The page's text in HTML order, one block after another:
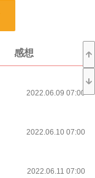
感想
2022.06.09 07:00
2022.06.10 07:00
2022.06.11 07:00